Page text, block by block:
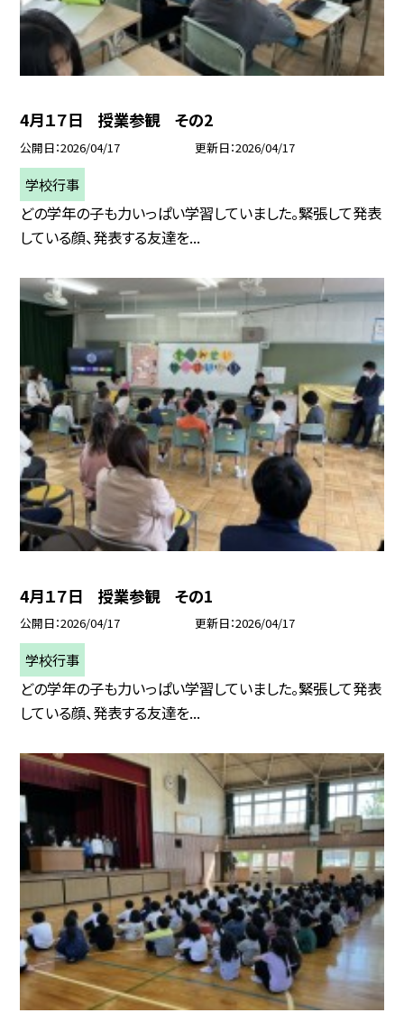
4月１７日 授業参観 その2
公開日 2026/04/17 更新日 2026/04/17
学校行事
どの学年の子も力いっぱい学習していました。緊張して発表
している顔、発表する友達を...
4月１７日 授業参観 その1
公開日 2026/04/17 更新日 2026/04/17
学校行事
どの学年の子も力いっぱい学習していました。緊張して発表
している顔、発表する友達を...